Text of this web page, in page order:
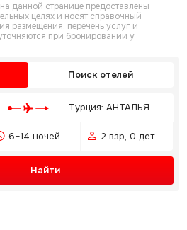
данной странице предоставлены
целях и носят справочный
размещения, перечень услуг и
при бронировании у
Поиск отелей
Турция: АНТАЛЬЯ
6–14 ночей 2 взр, 0 дет
Найти